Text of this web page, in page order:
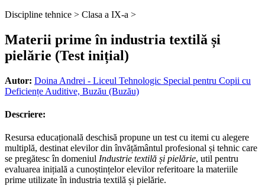
Discipline tehnice > Clasa a IX-a >
Materii prime în industria textilă și
pielărie (Test inițial)
Autor: Doina Andrei - Liceul Tehnologic Special pentru Copii cu
Deficiențe Auditive, Buzău (Buzău)
Descriere:
Resursa educațională deschisă propune un test cu itemi cu alegere
multiplă, destinat elevilor din învățământul profesional și tehnic care
se pregătesc în domeniul Industrie textilă și pielărie, util pentru
evaluarea inițială a cunoștințelor elevilor referitoare la materiile
prime utilizate în industria textilă și pielărie.